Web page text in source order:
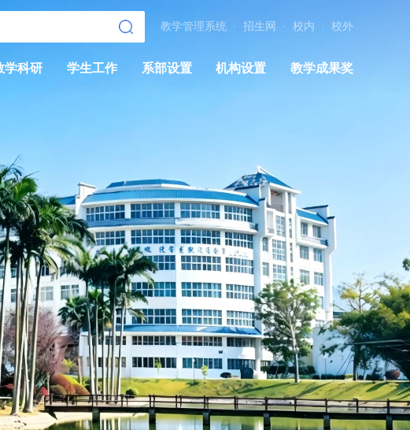
教学管理系统 · 招生网 · 校内 · 校外
学科研 学生工作 系部设置 机构设置 教学成果奖